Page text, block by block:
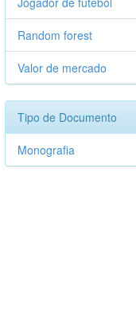
Random forest
Valor de mercado
Tipo de Documento
Monografia